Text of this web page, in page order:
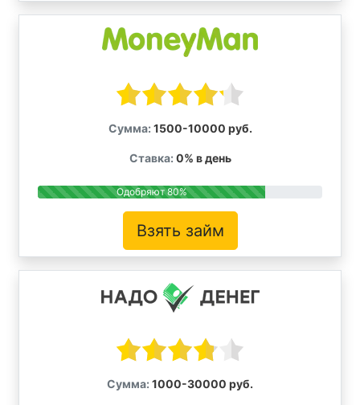
Сумма: 1500-10000 руб.
Ставка: 0% в день
Одобряют 80%
Взять займ
Сумма: 1000-30000 руб.